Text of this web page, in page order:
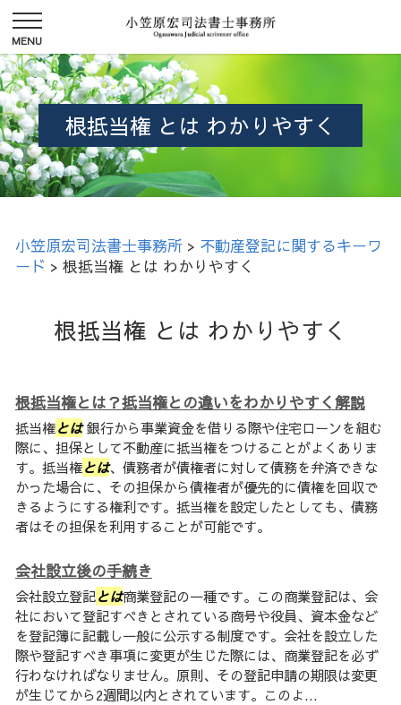
根抵当権 とは わかりやすく
小笠原宏司法書士事務所 > 不動産登記に関するキーワ
ード > 根抵当権 とは わかりやすく
根抵当権 とは わかりやすく
根抵当権とは？抵当権との違いをわかりやすく解説
抵当権とは銀行から事業資金を借りる際や住宅ローンを組む
際に、担保として不動産に抵当権をつけることがよくありま
す。抵当権とは、債務者が債権者に対して債務を弁済できな
かった場合に、その担保から債権者が優先的に債権を回収で
きるようにする権利です。抵当権を設定したとしても、債務
者はその担保を利用することが可能です。
会社設立後の手続き
会社設立登記とは商業登記の一種です。この商業登記は、会
社において登記すべきとされている商号や役員、資本金など
を登記簿に記載し一般に公示する制度です。会社を設立した
際や登記すべき事項に変更が生じた際には、商業登記を必ず
行わなければなりません。原則、その登記申請の期限は変更
が生じてから2週間以内とされています。このよ...